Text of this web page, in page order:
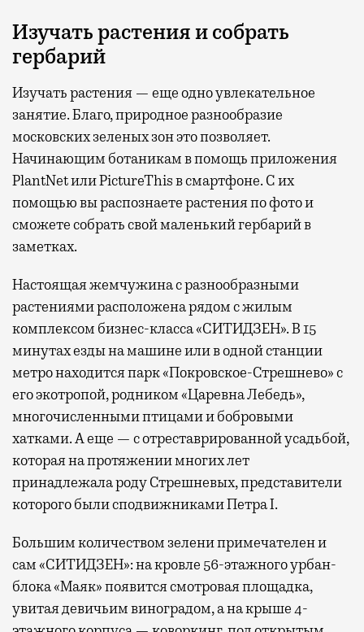
Изучать растения и собрать
гербарий
Изучать растения — еще одно увлекательное
занятие. Благо, природное разнообразие
московских зеленых зон это позволяет.
Начинающим ботаникам в помощь приложения
PlantNet или PictureThis в смартфоне. С их
помощью вы распознаете растения по фото и
сможете собрать свой маленький гербарий в
заметках.
Настоящая жемчужина с разнообразными
растениями расположена рядом с жилым
комплексом бизнес-класса «СИТИДЗЕН». В 15
минутах езды на машине или в одной станции
метро находится парк «Покровское-Стрешнево» с
его экотропой, родником «Царевна Лебедь»,
многочисленными птицами и бобровыми
хатками. А еще — с отреставрированной усадьбой,
которая на протяжении многих лет
принадлежала роду Стрешневых, представители
которого были сподвижниками Петра I.
Большим количеством зелени примечателен и
сам «СИТИДЗЕН»: на кровле 56-этажного урбан-
блока «Маяк» появится смотровая площадка,
увитая девичьим виноградом, а на крыше 4-